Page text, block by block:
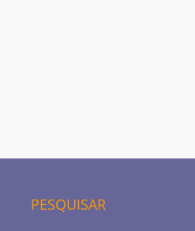
PESQUISAR